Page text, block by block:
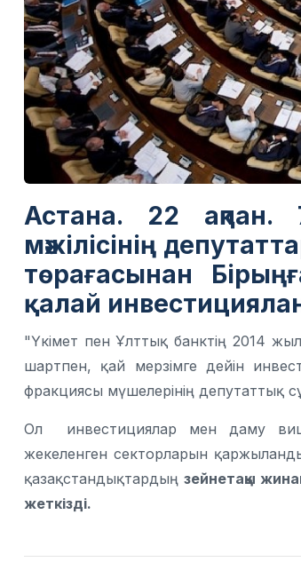
Астана. 22 ақпан.
мәжілісінің
төрағасынан
қалай
"Үкімет пен Ұлттық банктің 2014
шартпен, қай мерзімге дейін
фракциясы мүшелерінің депутаттық
Ол инвестициялар мен даму
жекеленген секторларын
қазақстандықтардың зейнетақы
жеткізді.